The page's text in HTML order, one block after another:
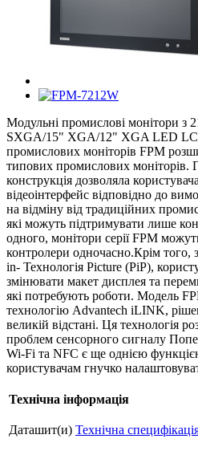
Модульні промислові монітори
SXGA/15" XGA/12" XGA LED
промислових моніторів FPM
типових промислових моніторів.
конструкція дозволяла
відеоінтерфейс відповідно до
на відміну від традиційних
які можуть підтримувати лише
одного, монітори серії FPM
контролери одночасно.Крім
in- Технологія Picture (PiP),
змінювати макет дисплея та
які потребують роботи. Модель
технологію Advantech iLINK,
великій відстані. Ця технологія
проблем сенсорного сигналу
Wi-Fi та NFC є ще однією
користувачам гнучко
Технічна інформація
Даташит(и) Технічна